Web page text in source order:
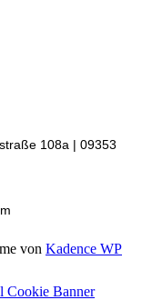
108a | 09353
von Kadence WP
Cookie Banner